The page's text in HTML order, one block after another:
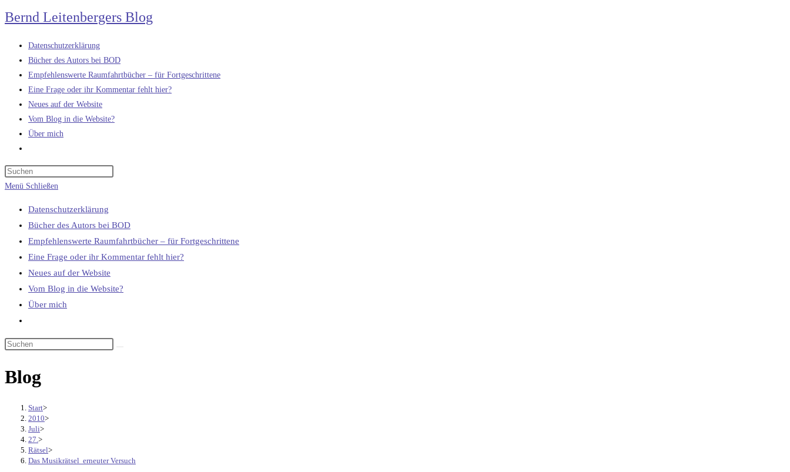
Zum
Inhalt
springen
Bernd Leitenbergers Blog
Datenschutzerklärung
Bücher des Autors bei BOD
Empfehlenswerte Raumfahrtbücher – für Fortgeschrittene
Eine Frage oder ihr Kommentar fehlt hier?
Neues auf der Website
Vom Blog in die Website?
Über mich
umschalten
Menü Schließen
Datenschutzerklärung
Bücher des Autors bei BOD
Empfehlenswerte Raumfahrtbücher – für Fortgeschrittene
Eine Frage oder ihr Kommentar fehlt hier?
Neues auf der Website
Vom Blog in die Website?
Über mich
umschalten
Blog
Start>
2010>
Juli>
27. >
Rätsel>
Das Musikrätsel ­ erneuter Versuch